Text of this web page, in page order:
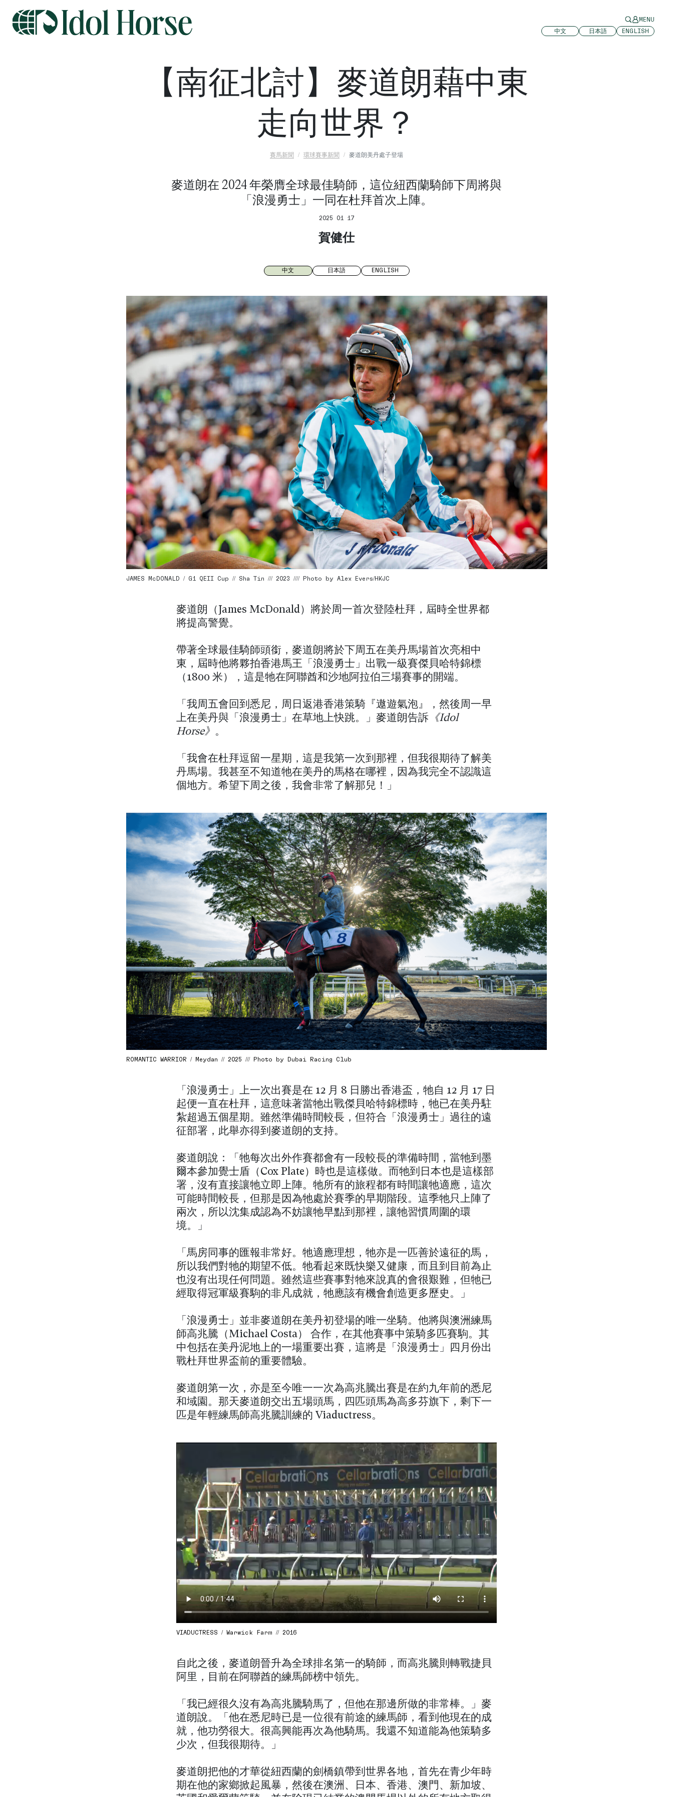
MENU
中文
日本語 ENGLISH
【南征北討】麥道朗藉中東
走向世界？
賽馬新聞 環球賽事新聞 麥道朗美丹處子登場
麥道朗在 2024 年榮膺全球最佳騎師，這位紐西蘭騎師下周將與
「浪漫勇士」一同在杜拜首次上陣。
2025 01 17
賀健仕
中文 日本語 ENGLISH
JAMES McDONALD / G1 QEII Cup // Sha Tin /// 2023 //// Photo by Alex Evers/HKJC
麥道朗（James McDonald）將於周一首次登陸杜拜，屆時全世界都
將提高警覺。
帶著全球最佳騎師頭銜，麥道朗將於下周五在美丹馬場首次亮相中
東，屆時他將夥拍香港馬王「浪漫勇士」出戰一級賽傑貝哈特錦標
（1800 米），這是牠在阿聯酋和沙地阿拉伯三場賽事的開端。
「我周五會回到悉尼，周日返港香港策騎『遨遊氣泡』，然後周一早
上在美丹與「浪漫勇士」在草地上快跳。」麥道朗告訴 《Idol
Horse》 。
「我會在杜拜逗留一星期，這是我第一次到那裡，但我很期待了解美
丹馬場。我甚至不知道牠在美丹的馬格在哪裡，因為我完全不認識這
個地方。希望下周之後，我會非常了解那兒！」
ROMANTIC WARRIOR / Meydan // 2025 /// Photo by Dubai Racing Club
「浪漫勇士」上一次出賽是在 12 月 8 日勝出香港盃，牠自 12 月 17 日
起便一直在杜拜，這意味著當牠出戰傑貝哈特錦標時，牠已在美丹駐
紮超過五個星期。雖然準備時間較長，但符合「浪漫勇士」過往的遠
征部署，此舉亦得到麥道朗的支持。
麥道朗說：「牠每次出外作賽都會有一段較長的準備時間，當牠到墨
爾本參加覺士盾（Cox Plate）時也是這樣做。而牠到日本也是這樣部
署，沒有直接讓牠立即上陣。牠所有的旅程都有時間讓牠適應，這次
可能時間較長，但那是因為牠處於賽季的早期階段。這季牠只上陣了
兩次，所以沈集成認為不妨讓牠早點到那裡，讓牠習慣周圍的環
境。」
「馬房同事的匯報非常好。牠適應理想，牠亦是一匹善於遠征的馬，
所以我們對牠的期望不低。牠看起來既快樂又健康，而且到目前為止
也沒有出現任何問題。雖然這些賽事對牠來說真的會很艱難，但牠已
經取得冠軍級賽駒的非凡成就，牠應該有機會創造更多歷史。」
「浪漫勇士」並非麥道朗在美丹初登場的唯一坐騎。他將與澳洲練馬
師高兆騰（Michael Costa） 合作，在其他賽事中策騎多匹賽駒。其
中包括在美丹泥地上的一場重要出賽，這將是「浪漫勇士」四月份出
戰杜拜世界盃前的重要體驗。
麥道朗第一次，亦是至今唯一一次為高兆騰出賽是在約九年前的悉尼
和域園。那天麥道朗交出五場頭馬，四匹頭馬為高多芬旗下，剩下一
匹是年輕練馬師高兆騰訓練的 Viaductress。
VIADUCTRESS / Warwick Farm // 2016
自此之後，麥道朗晉升為全球排名第一的騎師，而高兆騰則轉戰捷貝
阿里，目前在阿聯酋的練馬師榜中領先。
「我已經很久沒有為高兆騰騎馬了，但他在那邊所做的非常棒。」麥
道朗說。「他在悉尼時已是一位很有前途的練馬師，看到他現在的成
就，他功勞很大。很高興能再次為他騎馬。我還不知道能為他策騎多
少次，但我很期待。」
麥道朗把他的才華從紐西蘭的劍橋鎮帶到世界各地，首先在青少年時
期在他的家鄉掀起風暴，然後在澳洲、日本、香港、澳門、新加坡、